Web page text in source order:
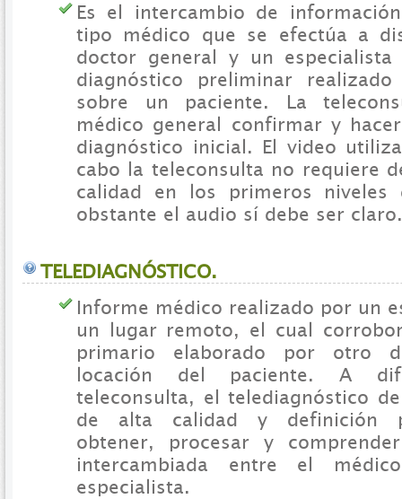
Es el intercambio de
tipo médico que se efectúa a
doctor general y un
diagnóstico preliminar
sobre un paciente. La
médico general confirmar y
diagnóstico inicial. El video
cabo la teleconsulta no requiere
calidad en los primeros niveles
obstante el audio sí debe ser claro.
TELEDIAGNÓSTICO.
Informe médico realizado por un
un lugar remoto, el cual
primario elaborado por otro
locación del paciente. A
teleconsulta, el telediagnóstico
de alta calidad y definición
obtener, procesar y
intercambiada entre el
especialista.